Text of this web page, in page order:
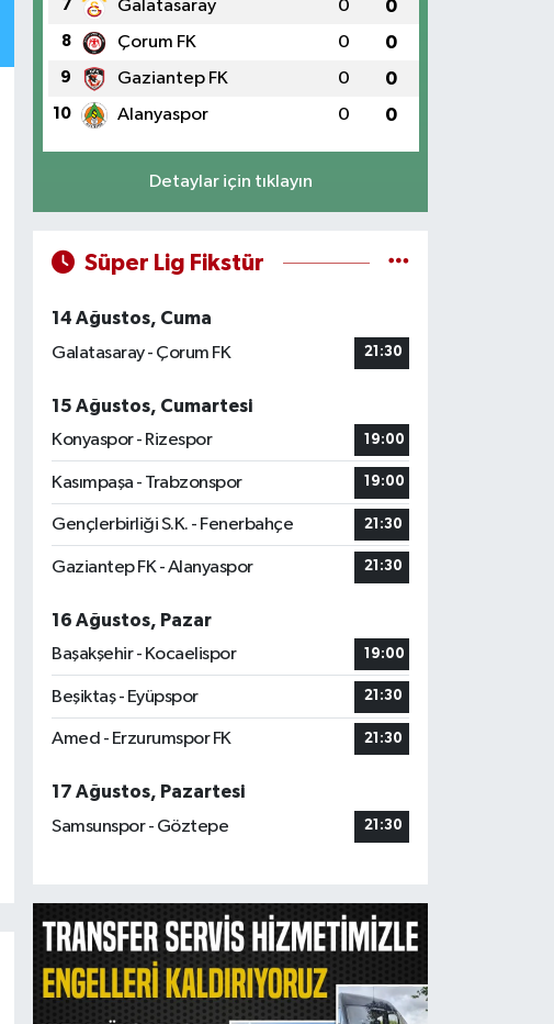
7 Galatasaray 0 0
8 Çorum FK 0 0
9 Gaziantep FK 0 0
10 Alanyaspor 0 0
Detaylar için tıklayın
Süper Lig Fikstür
14 Ağustos, Cuma
Galatasaray - Çorum FK
21:30
15 Ağustos, Cumartesi
Konyaspor - Rizespor
19:00
Kasımpaşa - Trabzonspor 19:00
Gençlerbirliği S.K. - Fenerbahçe 21:30
Gaziantep FK - Alanyaspor 21:30
16 Ağustos, Pazar
Başakşehir - Kocaelispor
19:00
Beşiktaş - Eyüpspor 21:30
Amed - Erzurumspor FK 21:30
17 Ağustos, Pazartesi
Samsunspor - Göztepe
21:30